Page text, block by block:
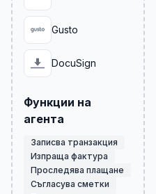
Gusto
DocuSign
Функции на
агента
Записва транзакция
Изпраща фактура
Проследява плащане
Съгласува сметки